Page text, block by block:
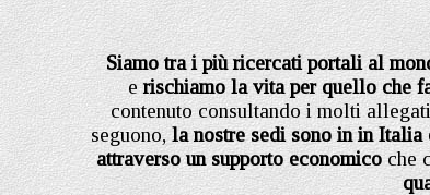
Siamo tra i più ricercati portali al
erischiamo la vita per quello che
contenuto consultando i molti allegati
seguono,la nostre sedi sono in in Italia
attraverso un supporto economicoche